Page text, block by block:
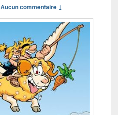
Aucun commentaire ↓